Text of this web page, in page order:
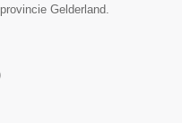
Gelderland.